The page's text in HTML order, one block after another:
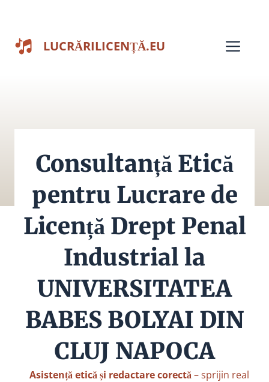
conținut
LUCRĂRILICENȚĂ.EU
Consultanță Etică
pentru Lucrare de
Licență Drept Penal
Industrial la
UNIVERSITATEA
BABES BOLYAI DIN
CLUJ NAPOCA
Asistență etică și redactare corectă– sprijin real